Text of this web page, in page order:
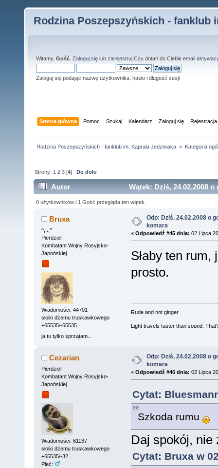
Rodzina Poszepszyńskich - fanklub
Witamy, Gość Zaloguj się lub zarejestruj .Czy dotarł do Ciebie email
Zaloguj się podając nazwę użytkownika, hasło i długość sesji
Strona główna Pomoc Szukaj Kalendarz Zaloguj się Rejestracja
Rodzina Poszepszyńskich - fanklub im. Kaprala Jedziniaka. » Kategoria
Strony: 1 2 3 [4]Do dołu
Autor Wątek: Dziś, 24.02.2008
0 użytkowników i 1 Gość przegląda ten wątek.
Bruxa
^,..,^
Pierdziel
Kombatant Wojny Rosyjsko-
Japońskiej
Wiadomości: 44701
słoiki dżemu truskawkowego
+65535/-65535
ja tu tylko sprzątam...
Odp: Dziś, 24.02.2008 o
komara
« Odpowiedź #45 dnia: 02 Lipca
Słaby ten
prosto.
Rude and not ginger
Light travels faster than sound.
Cezarian
Pierdziel
Kombatant Wojny Rosyjsko-
Japońskiej
Wiadomości: 61137
słoiki dżemu truskawkowego
+65535/-32
Płeć:
Odp: Dziś, 24.02.2008 o
komara
« Odpowiedź #46 dnia: 02 Lipca
Cytat:
Szkoda rumu
Daj spokój, nie
Cytat: Bruxa w